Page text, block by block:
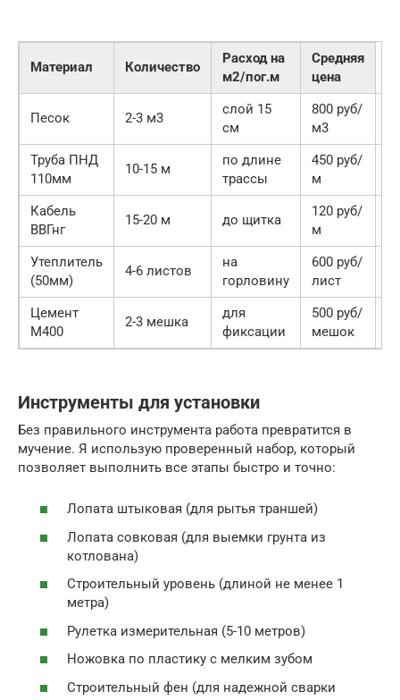
Материал Количество
Расход на
м2/пог.м
Средняя
цена
Песок 2-3 м3
слой 15
см
800 руб/
м3
Труба ПНД
110мм
10-15 м
по длине
трассы
450 руб/
м
Кабель
ВВГнг
15-20 м до щитка
120 руб/
м
Утеплитель
(50мм)
4-6 листов
на
горловину
600 руб/
лист
Цемент
М400
2-3 мешка
для
фиксации
500 руб/
мешок
Инструменты для установки
Без правильного инструмента работа превратится в
мучение. Я использую проверенный набор, который
позволяет выполнить все этапы быстро и точно:
Лопата штыковая (для рытья траншей)
Лопата совковая (для выемки грунта из
котлована)
Строительный уровень (длиной не менее 1
метра)
Рулетка измерительная (5-10 метров)
Ножовка по пластику с мелким зубом
Строительный фен (для надежной сварки